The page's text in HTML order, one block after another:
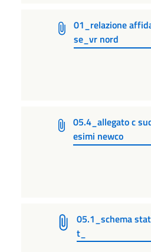
01_relazione
se_vr nord
05.4_allegato c
esimi newco
05.1_schema
t_